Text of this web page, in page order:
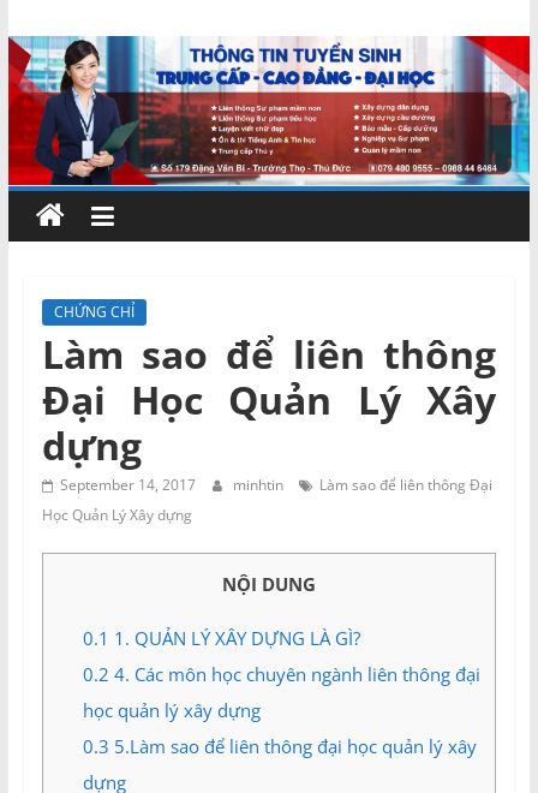
to
content
Chứng
chỉ
ngắn
hạn
–
MIENNAM
Education
Đào
tạo
CHỨNG CHỈ
Làm sao để liên thông
Đại Học Quản Lý Xây
dựng
September 14, 2017 minhtin
Làm sao để liên thông Đại
Học Quản Lý Xây dựng
NỘI DUNG
0.1 1. QUẢN LÝ XÂY DỰNG LÀ GÌ?
0.2 4. Các môn học chuyên ngành liên thông đại
học quản lý xây dựng
0.3 5.Làm sao để liên thông đại học quản lý xây
dựng